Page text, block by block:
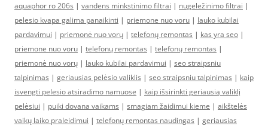
aquaphor ro 206s | vandens minkstinimo filtrai | nugeležinimo filtrai |
pelesio kvapa galima panaikinti | priemone nuo voru | lauko kubilai
pardavimui | priemonė nuo vorų | telefonų remontas | kas yra seo |
priemone nuo voru | telefonų remontas | telefonų remontas |
priemonė nuo vorų | lauko kubilai pardavimui | seo straipsniu
talpinimas | geriausias pelėsio valiklis | seo straipsniu talpinimas | kaip
isvengti pelesio atsiradimo namuose | kaip išsirinkti geriausią valiklį
pelėsiui | puiki dovana vaikams | smagiam žaidimui kieme | aikštelės
vaikų laiko praleidimui | telefonų remontas naudingas | geriausias